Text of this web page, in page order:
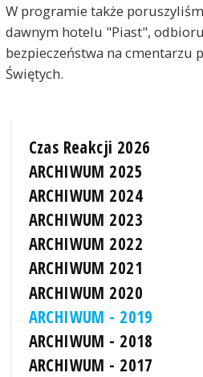
W programie także
dawnym hotelu "Piast",
bezpieczeństwa na cmentarzu
Świętych.
Czas Reakcji 2026
ARCHIWUM 2025
ARCHIWUM 2024
ARCHIWUM 2023
ARCHIWUM 2022
ARCHIWUM 2021
ARCHIWUM 2020
ARCHIWUM - 2019
ARCHIWUM - 2018
ARCHIWUM - 2017